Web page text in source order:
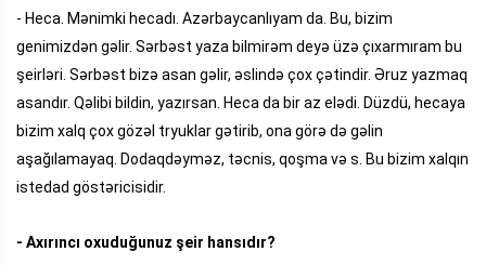
- Heca. Mənimki hecadı. Azərbaycanlıyam da. Bu, bizim
genimizdən gəlir. Sərbəst yaza bilmirəm deyə üzə çıxarmıram bu
şeirləri. Sərbəst bizə asan gəlir, əslində çox çətindir. Əruz yazmaq
asandır. Qəlibi bildin, yazırsan. Heca da bir az elədi. Düzdü, hecaya
bizim xalq çox gözəl tryuklar gətirib, ona görə də gəlin
aşağılamayaq. Dodaqdəyməz, təcnis, qoşma və s. Bu bizim xalqın
istedad göstəricisidir.
- Axırıncı oxuduğunuz şeir hansıdır?